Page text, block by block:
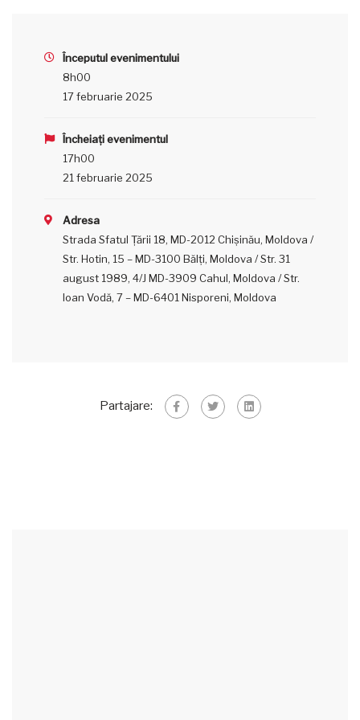
Începutul evenimentului
8h00
17 februarie 2025
Încheiați evenimentul
17h00
21 februarie 2025
Adresa
Strada Sfatul Țării 18, MD-2012 Chișinău, Moldova /
Str. Hotin, 15 – MD-3100 Bălţi, Moldova / Str. 31
august 1989, 4/J MD-3909 Cahul, Moldova / Str.
Ioan Vodă, 7 – MD-6401 Nisporeni, Moldova
Partajare: